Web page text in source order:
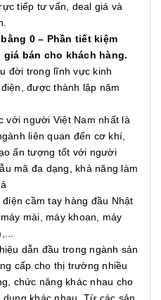
tiếp tư vấn, deal giá và
0 – Phần tiết kiệm
bán cho khách hàng.
đời trong lĩnh vực kinh
được thành lập năm
với người Việt Nam nhất là
liên quan đến cơ khí,
ấn tượng tốt với người
mã đa dạng, khả năng làm
cầm tay hàng đầu Nhật
mài, máy khoan, máy
dẫn đầu trong ngành sản
cấp cho thị trường nhiều
chức năng khác nhau cho